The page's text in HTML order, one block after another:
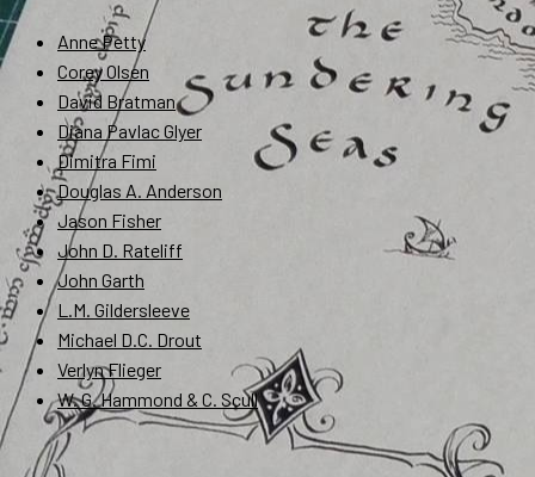
Anne Petty
Corey Olsen
David Bratman
Diana Pavlac Glyer
Dimitra Fimi
Douglas A. Anderson
Jason Fisher
John D. Rateliff
John Garth
L.M. Gildersleeve
Michael D.C. Drout
Verlyn Flieger
W. G. Hammond & C. Scull